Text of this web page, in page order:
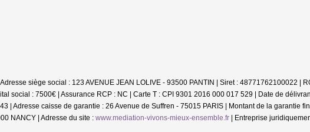
siège social : 123 AVENUE JEAN LOLIVE - 93500 PANTIN | Siret : 48771762100022 |
social : 7500€ | Assurance RCP : NC | Carte T : CPI 9301 2016 000 017 529 | Date de
| Adresse caisse de garantie : 26 Avenue de Suffren - 75015 PARIS | Montant de la garantie
NANCY | Adresse du site : www.mediation-vivons-mieux-ensemble.fr Entreprise